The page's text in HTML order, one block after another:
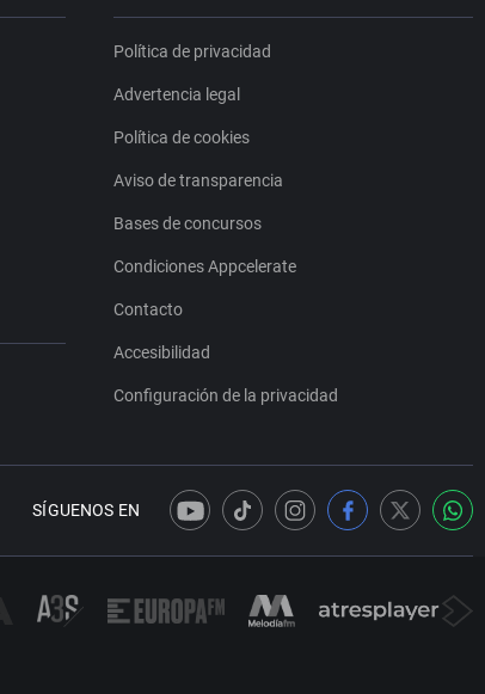
Política de privacidad
Advertencia legal
Política de cookies
Aviso de transparencia
Bases de concursos
Condiciones Appcelerate
Contacto
Accesibilidad
Configuración de la privacidad
SÍGUENOS EN